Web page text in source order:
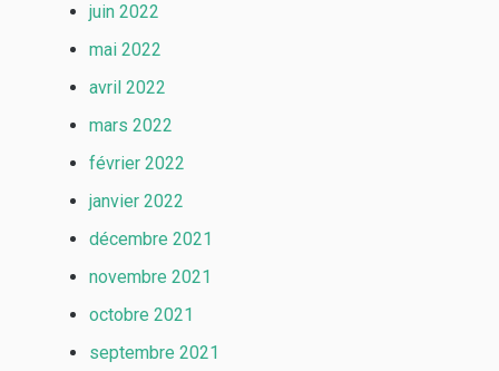
juin 2022
mai 2022
avril 2022
mars 2022
février 2022
janvier 2022
décembre 2021
novembre 2021
octobre 2021
septembre 2021